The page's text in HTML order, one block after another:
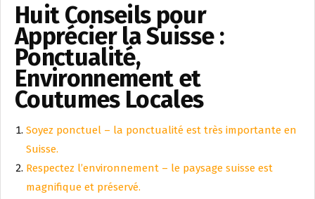
Huit Conseils pour
Apprécier la Suisse :
Ponctualité,
Environnement et
Coutumes Locales
Soyez ponctuel – la ponctualité est très importante en
Suisse.
Respectez l’environnement – le paysage suisse est
magnifique et préservé.